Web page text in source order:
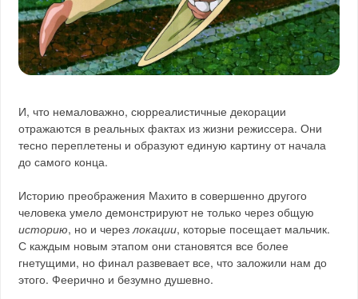
И, что немаловажно, сюрреалистичные декорации
отражаются в реальных фактах из жизни режиссера. Они
тесно переплетены и образуют единую картину от начала
до самого конца.
Историю преображения Махито в совершенно другого
человека умело демонстрируют не только через общую
историю, но и черезлокации, которые посещает мальчик.
С каждым новым этапом они становятся все более
гнетущими, но финал развевает все, что заложили нам до
этого. Феерично и безумно душевно.